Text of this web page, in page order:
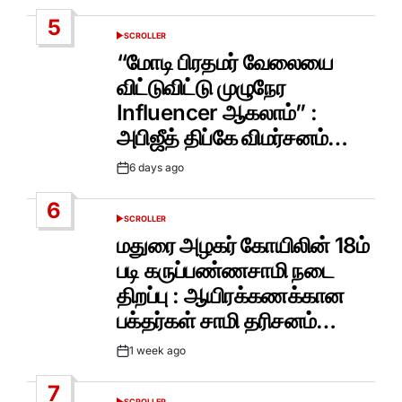
5
POSTED
IN
SCROLLER
“மோடி பிரதமர் வேலையை
விட்டுவிட்டு முழுநேர
Influencer ஆகலாம்” :
அபிஜீத் திப்கே விமர்சனம்…
Post6 days ago
6
POSTED
SCROLLER
மதுரை அழகர் கோயிலின் 18ம்
படி கருப்பண்ணசாமி நடை
திறப்பு : ஆயிரக்கணக்கான
பக்தர்கள் சாமி தரிசனம்…
Post1 week ago
7